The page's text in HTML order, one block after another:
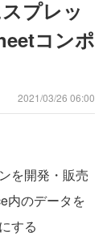
プレッ
コンポ
2021/03/26 06:00
を開発・販売
内のデータを
する